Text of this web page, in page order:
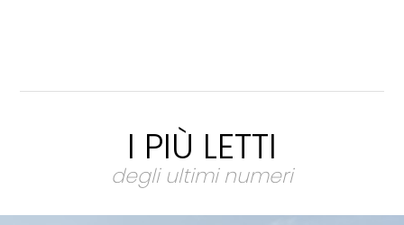
I PIÙ LETTI
degli ultimi numeri